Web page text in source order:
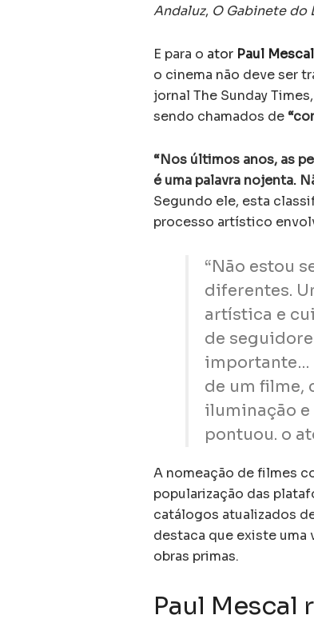
Andaluz, O Gabinete do
E para o ator Paul Mescal
o cinema não deve ser
jornal The Sunday
sendo chamados de
“Nos últimos anos, as
é uma palavra nojenta.
Segundo ele, esta
processo artístico
“Não estou
diferentes.
artística e
de
importante…
de um filme,
iluminação e
pontuou. o
A nomeação de filmes
popularização das
catálogos atualizados
destaca que existe uma
obras primas.
Paul Mescal